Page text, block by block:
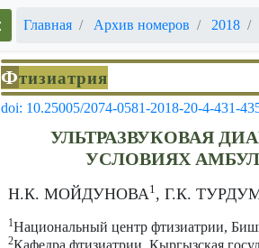
Главная Архив номеров 2018
Фтизиатрия
doi: 10.25005/2074-0581-2018-20-4-431-
УЛЬТРАЗВУКОВАЯ
УСЛОВИЯХ
Н.К. МОЙДУНОВА 1, Г.К.
1Национальный центр фтизиатрии,
2Кафедра фтизиатрии, Кыргызская